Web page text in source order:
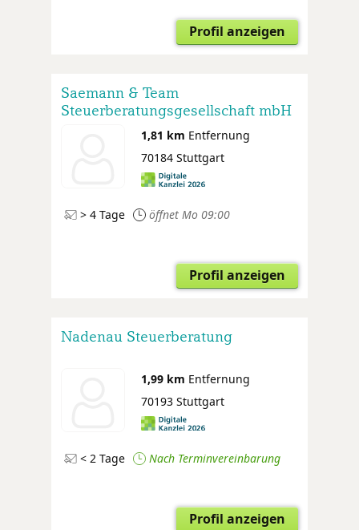
Profil anzeigen
Saemann & Team
Steuerberatungsgesellschaft mbH
1,81 km Entfernung
70184 Stuttgart
> 4 Tage öffnet Mo 09:00
Profil anzeigen
Nadenau Steuerberatung
1,99 km Entfernung
70193 Stuttgart
< 2 Tage Nach Terminvereinbarung
Profil anzeigen